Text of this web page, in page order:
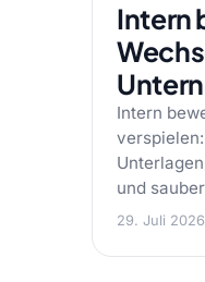
Intern
Intern
und
29. Juli 2026